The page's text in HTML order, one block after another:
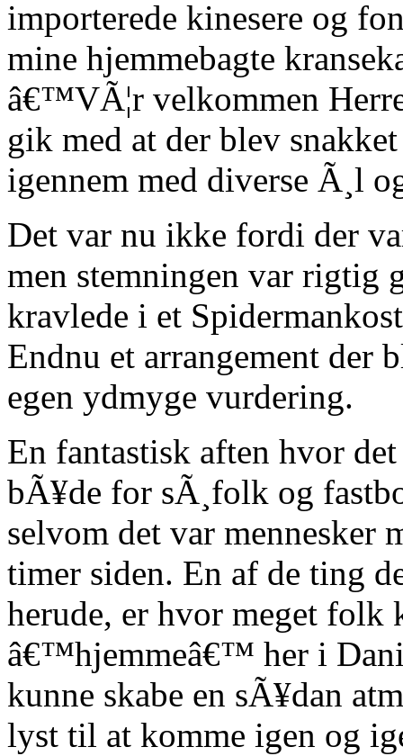
importerede kinesere og
mine hjemmebagte
â€™VÃ¦r velkommen
gik med at der blev
igennem med diverse Ã¸l
Det var nu ikke fordi der
men stemningen var rigtig
kravlede i et
Endnu et arrangement der
egen ydmyge vurdering.
En fantastisk aften hvor
bÃ¥de for sÃ¸folk og
selvom det var
timer siden. En af de ting
herude, er hvor meget folk
â€™hjemmeâ€™ her i
kunne skabe en sÃ¥dan
lyst til at komme igen og